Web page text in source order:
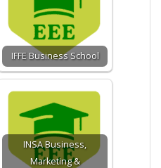
IFFE Business School
INSA Business,
Marketing &